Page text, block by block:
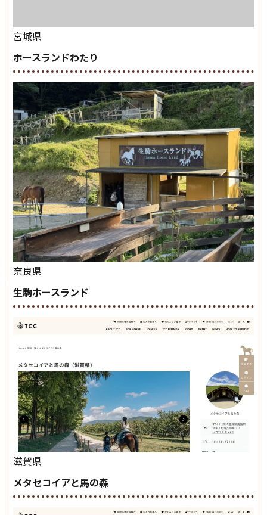
宮城県
ホースランドわたり
奈良県
生駒ホースランド
滋賀県
メタセコイアと馬の森